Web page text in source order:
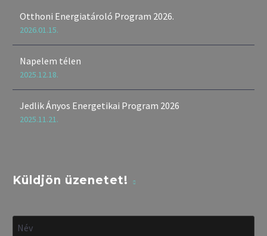
Otthoni Energiatároló Program 2026.
2026.01.15.
Napelem télen
2025.12.18.
Jedlik Ányos Energetikai Program 2026
2025.11.21.
Küldjön üzenetet!